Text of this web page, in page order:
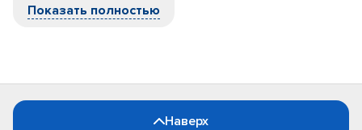
Показать полностью
Наверх